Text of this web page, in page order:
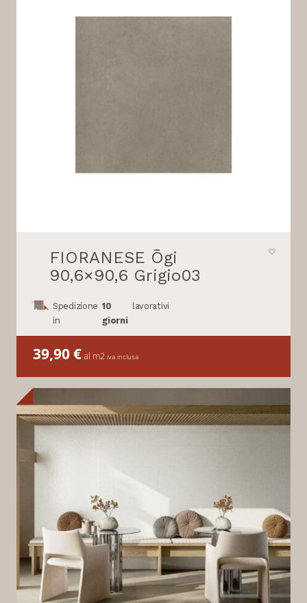
FIORANESE Ōgi
90,6×90,6 Grigio03
Spedizione
in
10
giorni
lavorativi
39,90€al m2 iva inclusa